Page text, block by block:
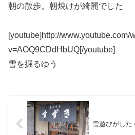
朝の散歩。朝焼けが綺麗でした
[youtube]http://www.youtube.com/
v=AOQ9CDdHbUQ[/youtube]
雪を掘るゆう
雪遊びがした